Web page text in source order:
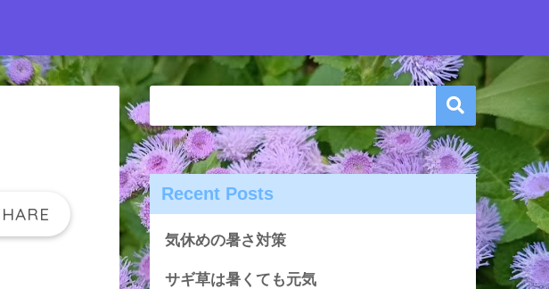
Recent Posts
気休めの暑さ対策
サギ草は暑くても元気